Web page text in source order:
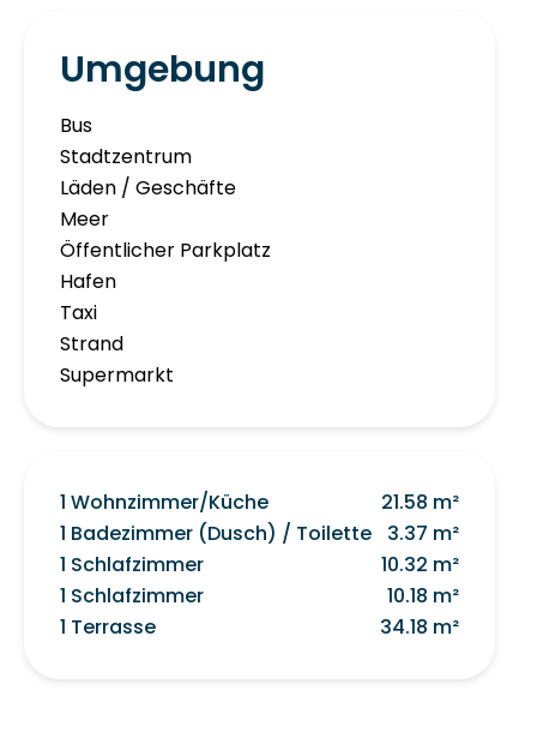
Umgebung
Bus
Stadtzentrum
Läden / Geschäfte
Meer
Öffentlicher Parkplatz
Hafen
Taxi
Strand
Supermarkt
1 Wohnzimmer/Küche
21.58 m²
1 Badezimmer (Dusch) / Toilette
3.37 m²
1 Schlafzimmer
10.32 m²
1 Schlafzimmer
10.18 m²
1 Terrasse
34.18 m²